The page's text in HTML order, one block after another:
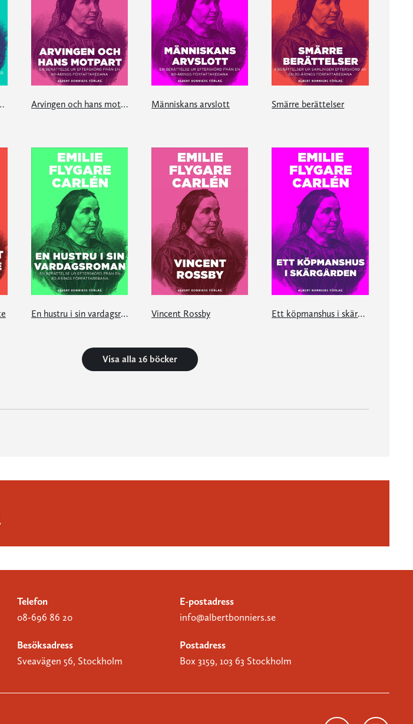
Arvingen och hans motpart Människans arvslott Smärre berättelser
En hustru i sin vardagsroman Vincent Rossby Ett köpmanshus i skärgården
Visa alla 16 böcker
Telefon
08-696 86 20
E-postadress
info@albertbonniers.se
Besöksadress
Sveavägen 56, Stockholm
Postadress
Box 3159, 103 63 Stockholm